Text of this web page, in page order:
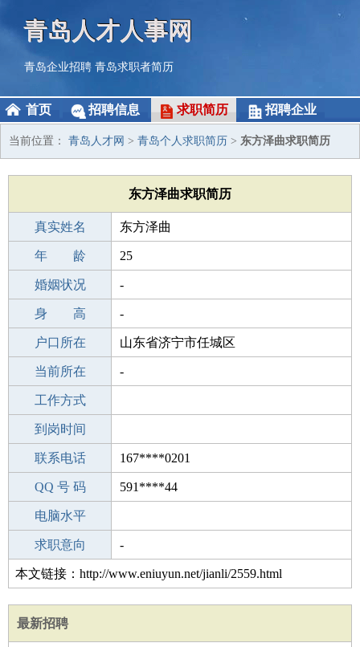
青岛人才人事网
青岛企业招聘 青岛求职者简历
首页 招聘信息 求职简历 招聘企业
当前位置： 青岛人才网 > 青岛个人求职简历 > 东方泽曲求职简历
东方泽曲求职简历
真实姓名 东方泽曲
性 别 男
年 龄 25
出生年月 2001-10-09
婚姻状况 -
学 历 中学
身 高 -
毕业学校 中学
户口所在 山东省济宁市任城区
所学专业 -
当前所在 -
工作经验
工作方式
驾 照
到岗时间
期望月薪
联系电话 167****0201
手机号码 167****0201
QQ 号 码 591****44
微信号码
电脑水平
外语水平
求职意向 -
本文链接：http://www.eniuyun.net/jianli/2559.html
最新招聘